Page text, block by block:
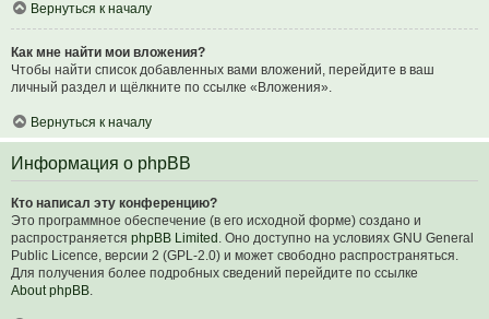
Вернуться к началу
Как мне найти мои вложения?
Чтобы найти список добавленных вами вложений, перейдите в ваш
личный раздел и щёлкните по ссылке «Вложения».
Вернуться к началу
Информация о phpBB
Кто написал эту конференцию?
Это программное обеспечение (в его исходной форме) создано и
распространяется phpBB Limited . Оно доступно на условиях GNU General
Public Licence, версии 2 (GPL-2.0) и может свободно распространяться.
Для получения более подробных сведений перейдите по ссылке
About phpBB.